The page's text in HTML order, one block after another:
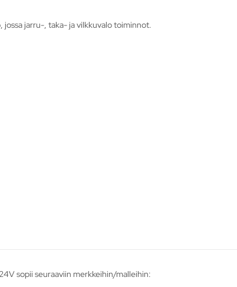
jossa jarru-, taka- ja vilkkuvalo toiminnot.
sopii seuraaviin merkkeihin/malleihin: